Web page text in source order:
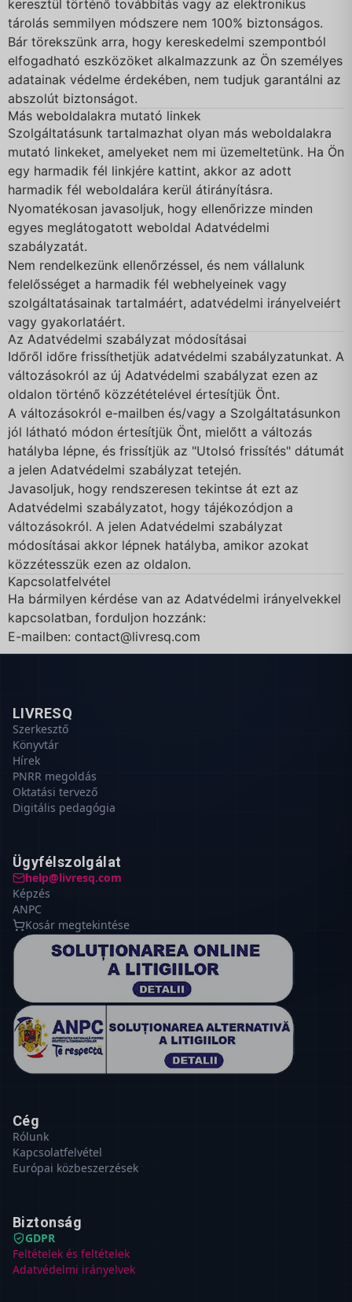
keresztül történő továbbítás vagy az elektronikus
tárolás semmilyen módszere nem 100% biztonságos.
Bár törekszünk arra, hogy kereskedelmi szempontból
elfogadható eszközöket alkalmazzunk az Ön személyes
adatainak védelme érdekében, nem tudjuk garantálni az
abszolút biztonságot.
Más weboldalakra mutató linkek
Szolgáltatásunk tartalmazhat olyan más weboldalakra
mutató linkeket, amelyeket nem mi üzemeltetünk. Ha Ön
egy harmadik fél linkjére kattint, akkor az adott
harmadik fél weboldalára kerül átirányításra.
Nyomatékosan javasoljuk, hogy ellenőrizze minden
egyes meglátogatott weboldal Adatvédelmi
szabályzatát.
Nem rendelkezünk ellenőrzéssel, és nem vállalunk
felelősséget a harmadik fél webhelyeinek vagy
szolgáltatásainak tartalmáért, adatvédelmi irányelveiért
vagy gyakorlatáért.
Az Adatvédelmi szabályzat módosításai
Időről időre frissíthetjük adatvédelmi szabályzatunkat. A
változásokról az új Adatvédelmi szabályzat ezen az
oldalon történő közzétételével értesítjük Önt.
A változásokról e-mailben és/vagy a Szolgáltatásunkon
jól látható módon értesítjük Önt, mielőtt a változás
hatályba lépne, és frissítjük az "Utolsó frissítés" dátumát
a jelen Adatvédelmi szabályzat tetején.
Javasoljuk, hogy rendszeresen tekintse át ezt az
Adatvédelmi szabályzatot, hogy tájékozódjon a
változásokról. A jelen Adatvédelmi szabályzat
módosításai akkor lépnek hatályba, amikor azokat
közzétesszük ezen az oldalon.
Kapcsolatfelvétel
Ha bármilyen kérdése van az Adatvédelmi irányelvekkel
kapcsolatban, forduljon hozzánk:
E-mailben: contact@livresq.com
LIVRESQ
Szerkesztő
Könyvtár
Hírek
PNRR megoldás
Oktatási tervező
Digitális pedagógia
Ügyfélszolgálat
help@livresq.com
Képzés
ANPC
Kosár megtekintése
Cég
Rólunk
Kapcsolatfelvétel
Európai közbeszerzések
Biztonság
GDPR
Feltételek és feltételek
Adatvédelmi irányelvek